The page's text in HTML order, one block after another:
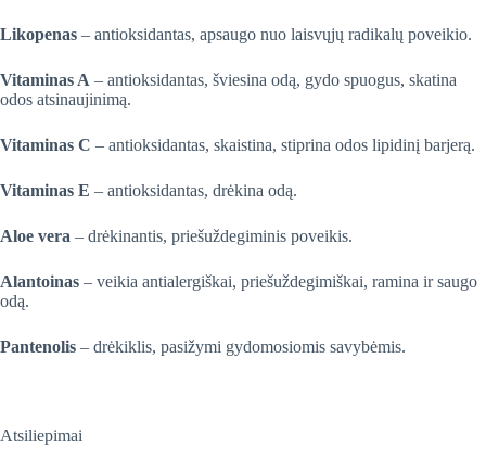
Likopenas – antioksidantas, apsaugo nuo laisvųjų radikalų poveikio.
Vitaminas A – antioksidantas, šviesina odą, gydo spuogus, skatina
odos atsinaujinimą.
Vitaminas C – antioksidantas, skaistina, stiprina odos lipidinį barjerą.
Vitaminas E – antioksidantas, drėkina odą.
Aloe vera – drėkinantis, priešuždegiminis poveikis.
Alantoinas – veikia antialergiškai, priešuždegimiškai, ramina ir saugo
odą.
Pantenolis – drėkiklis, pasižymi gydomosiomis savybėmis.
Atsiliepimai